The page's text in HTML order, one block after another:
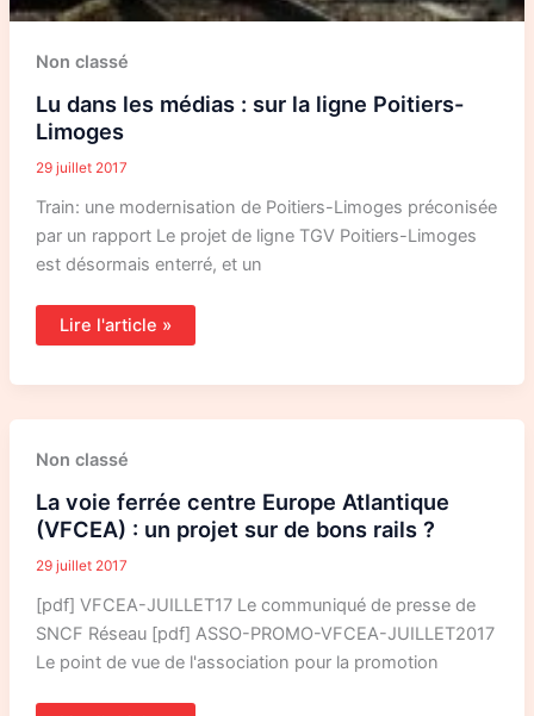
Non classé
Lu dans les médias : sur la ligne Poitiers-
Limoges
29 juillet 2017
Train: une modernisation de Poitiers-Limoges préconisée
par un rapport Le projet de ligne TGV Poitiers-Limoges
est désormais enterré, et un
Lire l'article »
Non classé
La voie ferrée centre Europe Atlantique
(VFCEA) : un projet sur de bons rails ?
29 juillet 2017
[pdf] VFCEA-JUILLET17 Le communiqué de presse de
SNCF Réseau [pdf] ASSO-PROMO-VFCEA-JUILLET2017
Le point de vue de l'association pour la promotion
La
voie
centre
Europe
Atlantique
:
projet
sur
de
bons
rails